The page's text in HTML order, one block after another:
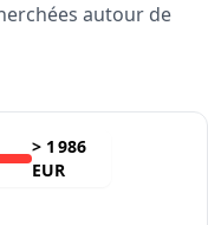
autour de
> 1 986
EUR